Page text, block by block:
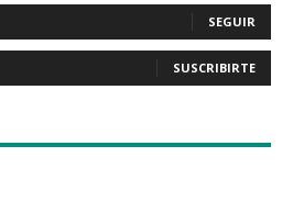
SEGUIR
SUSCRIBIRTE